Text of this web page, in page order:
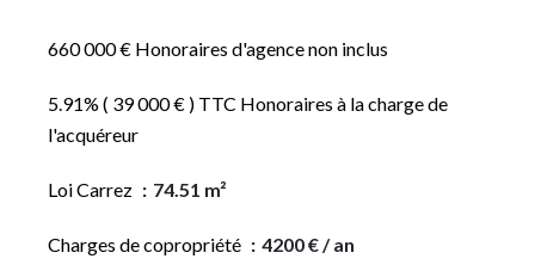
660 000 € Honoraires d'agence non inclus
5.91% ( 39 000 € ) TTC Honoraires à la charge de
l'acquéreur
Loi Carrez 74.51 m²
Charges de copropriété 4200 € / an